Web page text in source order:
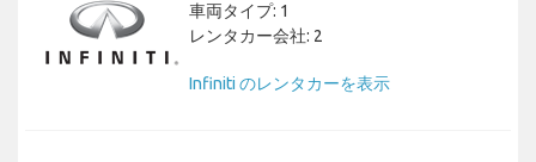
車両タイプ: 1
レンタカー会社: 2
Infiniti のレンタカーを表示